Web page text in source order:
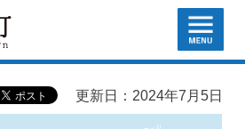
MENU
更新日：2024年7月5日